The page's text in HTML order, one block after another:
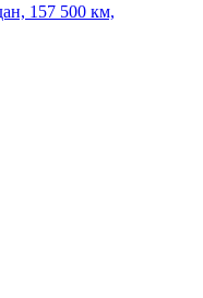
157 500 км,